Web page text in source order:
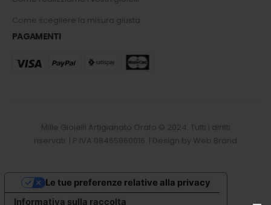
Come scegliere la misura giusta
PAGAMENTI
Mille Gioielli Artigianato Orafo © 2024. Tutti i diritti
riservati. | P.IVA 08465860016. | Design by Web Brand
Informativa sulla raccolta
Le tue preferenze relative alla privacy